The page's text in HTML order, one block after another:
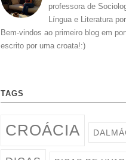
professora de
Língua e Literatura
Bem-vindos ao primeiro blog em
escrito por uma croata!:)
TAGS
CROÁCIA